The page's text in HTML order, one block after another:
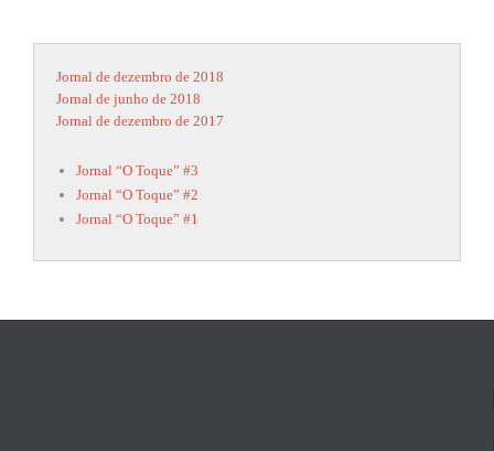
Jornal de junho de 2018
Jornal de dezembro de 2017
Jornal “O Toque” #3
Jornal “O Toque” #2
Jornal “O Toque” #1